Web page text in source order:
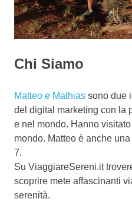
Chi Siamo
Matteo e Mathias sono due
del digital marketing con la
e nel mondo. Hanno
mondo. Matteo è anche
7.
Su ViaggiareSereni.it
scoprire mete affascinanti
serenità.